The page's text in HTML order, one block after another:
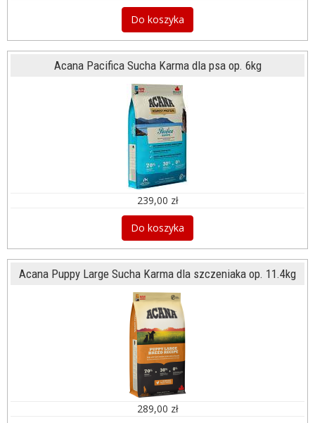
Do koszyka
Acana Pacifica Sucha Karma dla psa op. 6kg
239,00 zł
Do koszyka
Acana Puppy Large Sucha Karma dla szczeniaka op. 11.4kg
289,00 zł